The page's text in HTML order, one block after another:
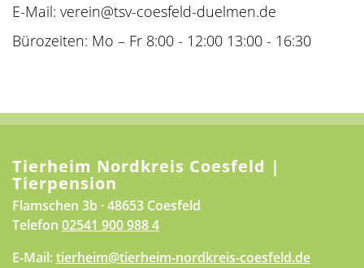
E-Mail: verein@tsv-coesfeld-duelmen.de
Bürozeiten: Mo – Fr 8:00 - 12:00 13:00 - 16:30
Tierheim Nordkreis Coesfeld |
Tierpension
Flamschen 3b · 48653 Coesfeld
Telefon 02541 900 988 4
E-Mail:tierheim@tierheim-nordkreis-coesfeld.de